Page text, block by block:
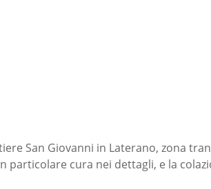
San Giovanni in Laterano, zona
cura nei dettagli, e la